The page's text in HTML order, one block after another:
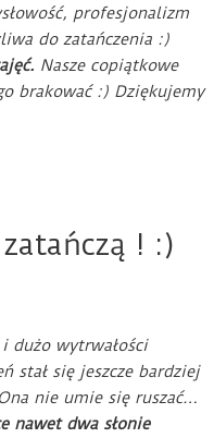
profesjonalizm
do zatańczenia :)
Nasze copiątkowe
brakować :) Dziękujemy
! :)
dużo wytrwałości
stał się jeszcze bardziej
nie umie się ruszać…
nawet dwa słonie